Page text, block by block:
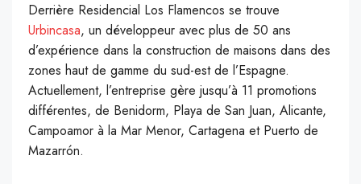
Derrière Residencial Los Flamencos se trouve
Urbincasa, un développeur avec plus de 50 ans
d’expérience dans la construction de maisons dans des
zones haut de gamme du sud-est de l’Espagne.
Actuellement, l’entreprise gère jusqu’à 11 promotions
différentes, de Benidorm, Playa de San Juan, Alicante,
Campoamor à la Mar Menor, Cartagena et Puerto de
Mazarrón.